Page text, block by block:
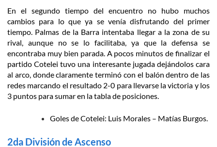
En el segundo tiempo del encuentro no hubo muchos
cambios para lo que ya se venía disfrutando del primer
tiempo. Palmas de la Barra intentaba llegar a la zona de su
rival, aunque no se lo facilitaba, ya que la defensa se
encontraba muy bien parada. A pocos minutos de finalizar el
partido Cotelei tuvo una interesante jugada dejándolos cara
al arco, donde claramente terminó con el balón dentro de las
redes marcando el resultado 2-0 para llevarse la victoria y los
3 puntos para sumar en la tabla de posiciones.
Goles de Cotelei: Luis Morales – Matías Burgos.
2da División de Ascenso